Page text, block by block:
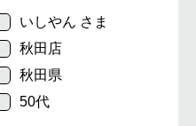
いしやん さま
秋田店
秋田県
50代